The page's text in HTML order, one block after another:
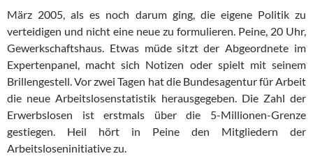
März 2005, als es noch darum ging, die eigene Politik zu
verteidigen und nicht eine neue zu formulieren. Peine, 20 Uhr,
Gewerkschaftshaus. Etwas müde sitzt der Abgeordnete im
Expertenpanel, macht sich Notizen oder spielt mit seinem
Brillengestell. Vor zwei Tagen hat die Bundesagentur für Arbeit
die neue Arbeitslosenstatistik herausgegeben. Die Zahl der
Erwerbslosen ist erstmals über die 5-Millionen-Grenze
gestiegen. Heil hört in Peine den Mitgliedern der
Arbeitsloseninitiative zu.